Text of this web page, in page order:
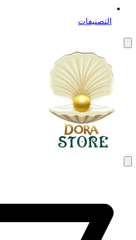
التصنيفات